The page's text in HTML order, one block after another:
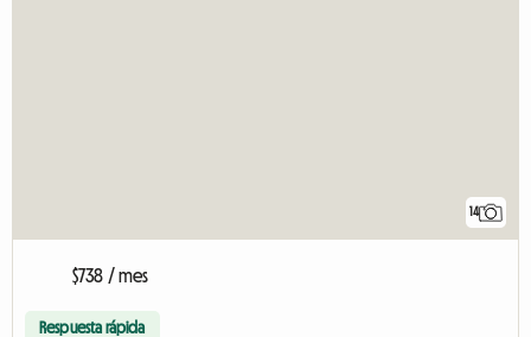
14
$738 / mes
Respuesta rápida